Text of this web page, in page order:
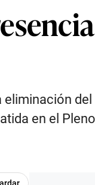
en el Pleno